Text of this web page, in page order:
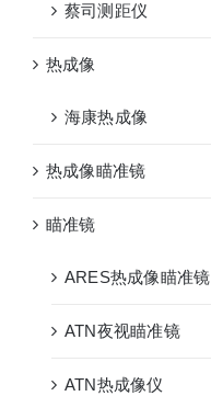
蔡司测距仪
热成像
海康热成像
热成像瞄准镜
瞄准镜
ARES热成像瞄准镜
ATN夜视瞄准镜
ATN热成像仪